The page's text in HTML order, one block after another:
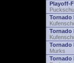
Playoff-
Tornado
Tornado
Tornado
Murks
Tornado